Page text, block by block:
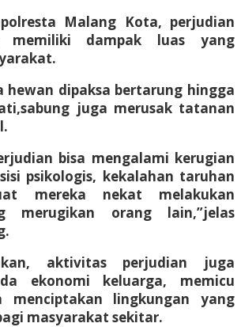
Malang Kota, perjudian
memiliki dampak luas yang
hewan dipaksa bertarung hingga
juga merusak tatanan
bisa mengalami kerugian
psikologis, kekalahan taruhan
mereka nekat melakukan
merugikan orang lain,”jelas
aktivitas perjudian juga
ekonomi keluarga, memicu
menciptakan lingkungan yang
masyarakat sekitar.